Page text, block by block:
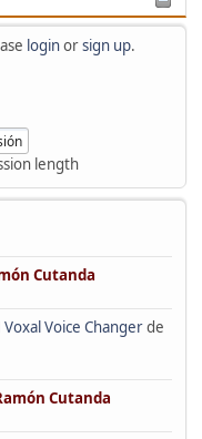
loginorsign up.
length
Cutanda
Voice Changerde
Cutanda